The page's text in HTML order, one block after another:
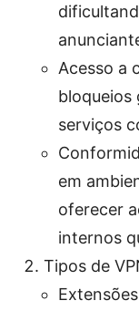
Acesso a
bloqueios
serviços
em
oferecer
internos
Tipos de